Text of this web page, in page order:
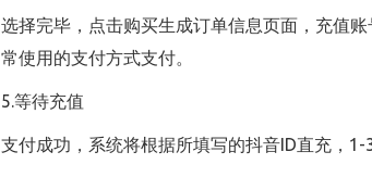
选择完毕，点击购买生成订单信息页面，充值
常使用的支付方式支付。
5.等待充值
支付成功，系统将根据所填写的抖音ID直充，1-